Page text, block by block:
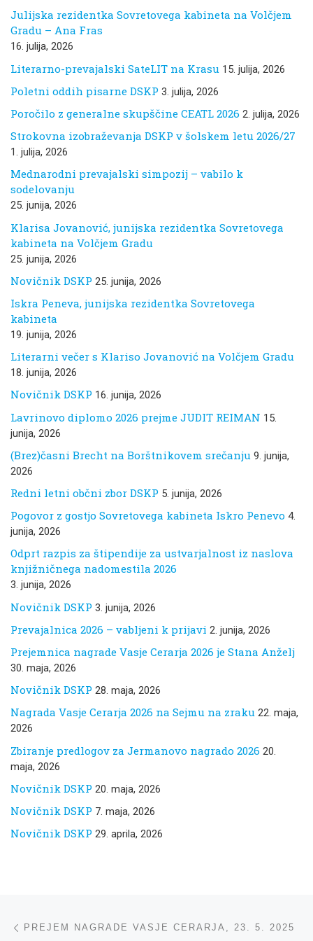
Julijska rezidentka Sovretovega kabineta na Volčjem
Gradu – Ana Fras
16. julija, 2026
Literarno-prevajalski SateLIT na Krasu 15. julija, 2026
Poletni oddih pisarne DSKP 3. julija, 2026
Poročilo z generalne skupščine CEATL 2026 2. julija, 2026
Strokovna izobraževanja DSKP v šolskem letu 2026/27
1. julija, 2026
Mednarodni prevajalski simpozij – vabilo k
sodelovanju
25. junija, 2026
Klarisa Jovanović, junijska rezidentka Sovretovega
kabineta na Volčjem Gradu
25. junija, 2026
Novičnik DSKP 25. junija, 2026
Iskra Peneva, junijska rezidentka Sovretovega
kabineta
19. junija, 2026
Literarni večer s Klariso Jovanović na Volčjem Gradu
18. junija, 2026
Novičnik DSKP 16. junija, 2026
Lavrinovo diplomo 2026 prejme JUDIT REIMAN 15.
junija, 2026
(Brez)časni Brecht na Borštnikovem srečanju 9. junija,
2026
Redni letni občni zbor DSKP 5. junija, 2026
Pogovor z gostjo Sovretovega kabineta Iskro Penevo 4.
junija, 2026
Odprt razpis za štipendije za ustvarjalnost iz naslova
knjižničnega nadomestila 2026
3. junija, 2026
Novičnik DSKP 3. junija, 2026
Prevajalnica 2026 – vabljeni k prijavi 2. junija, 2026
Prejemnica nagrade Vasje Cerarja 2026 je Stana Anželj
30. maja, 2026
Novičnik DSKP 28. maja, 2026
Nagrada Vasje Cerarja 2026 na Sejmu na zraku 22. maja,
2026
Zbiranje predlogov za Jermanovo nagrado 2026 20.
maja, 2026
Novičnik DSKP 20. maja, 2026
Novičnik DSKP 7. maja, 2026
Novičnik DSKP 29. aprila, 2026
Navigacija med prispevki
PREJEM NAGRADE VASJE CERARJA, 23. 5. 2025